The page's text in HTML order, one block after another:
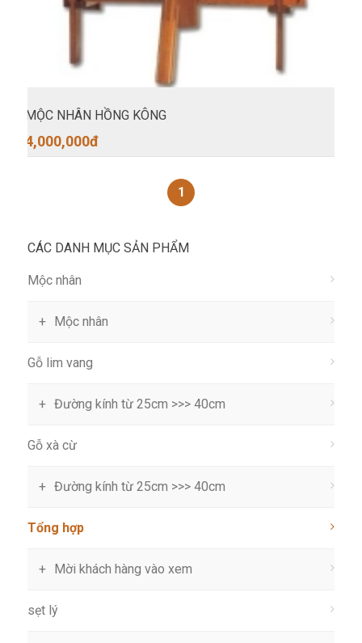
MỘC NHÂN HỒNG KÔNG
4,000,000đ
1
CÁC DANH MỤC SẢN PHẨM
Mộc nhân
Mộc nhân
Gỗ lim vang
Đường kính từ 25cm >>> 40cm
Gỗ xà cừ
Đường kính từ 25cm >>> 40cm
Tổng hợp
Mời khách hàng vào xem
sẹt lý